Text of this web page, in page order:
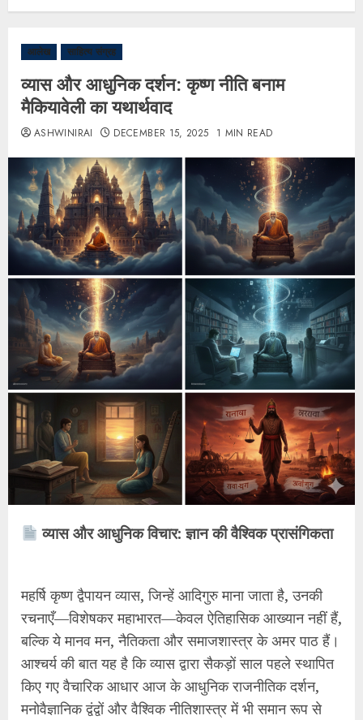
आलेख साहित्य संग्रह
व्यास और आधुनिक दर्शन: कृष्ण नीति बनाम
मैकियावेली का यथार्थवाद
ASHWINIRAI DECEMBER 15, 2025 1 MIN READ
व्यास और आधुनिक विचार: ज्ञान की वैश्विक प्रासंगिकता
महर्षि कृष्ण द्वैपायन व्यास, जिन्हें आदिगुरु माना जाता है, उनकी
रचनाएँ—विशेषकर महाभारत—केवल ऐतिहासिक आख्यान नहीं हैं,
बल्कि ये मानव मन, नैतिकता और समाजशास्त्र के अमर पाठ हैं।
आश्चर्य की बात यह है कि व्यास द्वारा सैकड़ों साल पहले स्थापित
किए गए वैचारिक आधार आज के आधुनिक राजनीतिक दर्शन,
मनोवैज्ञानिक द्वंद्वों और वैश्विक नीतिशास्त्र में भी समान रूप से